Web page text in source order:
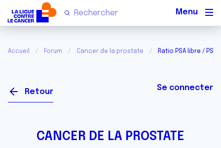
Accueil Forum Cancer de la prostate Ratio PSA libre /
Retour Se connecter
CANCER DE LA PROSTATE